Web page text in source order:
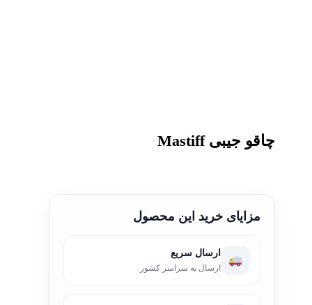
چاقو جیبی Mastiff
مزایای خرید این محصول
ارسال سریع
ارسال به سراسر کشور